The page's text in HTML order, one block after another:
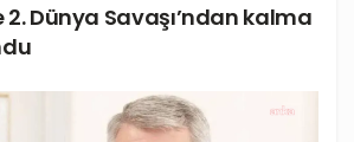
Dünya Savaşı’ndan kalma